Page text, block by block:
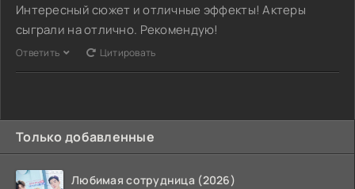
Интересный сюжет и отличные эффекты! Актеры
сыграли на отлично. Рекомендую!
Ответить Цитировать
Только добавленные
Любимая сотрудница (2026)